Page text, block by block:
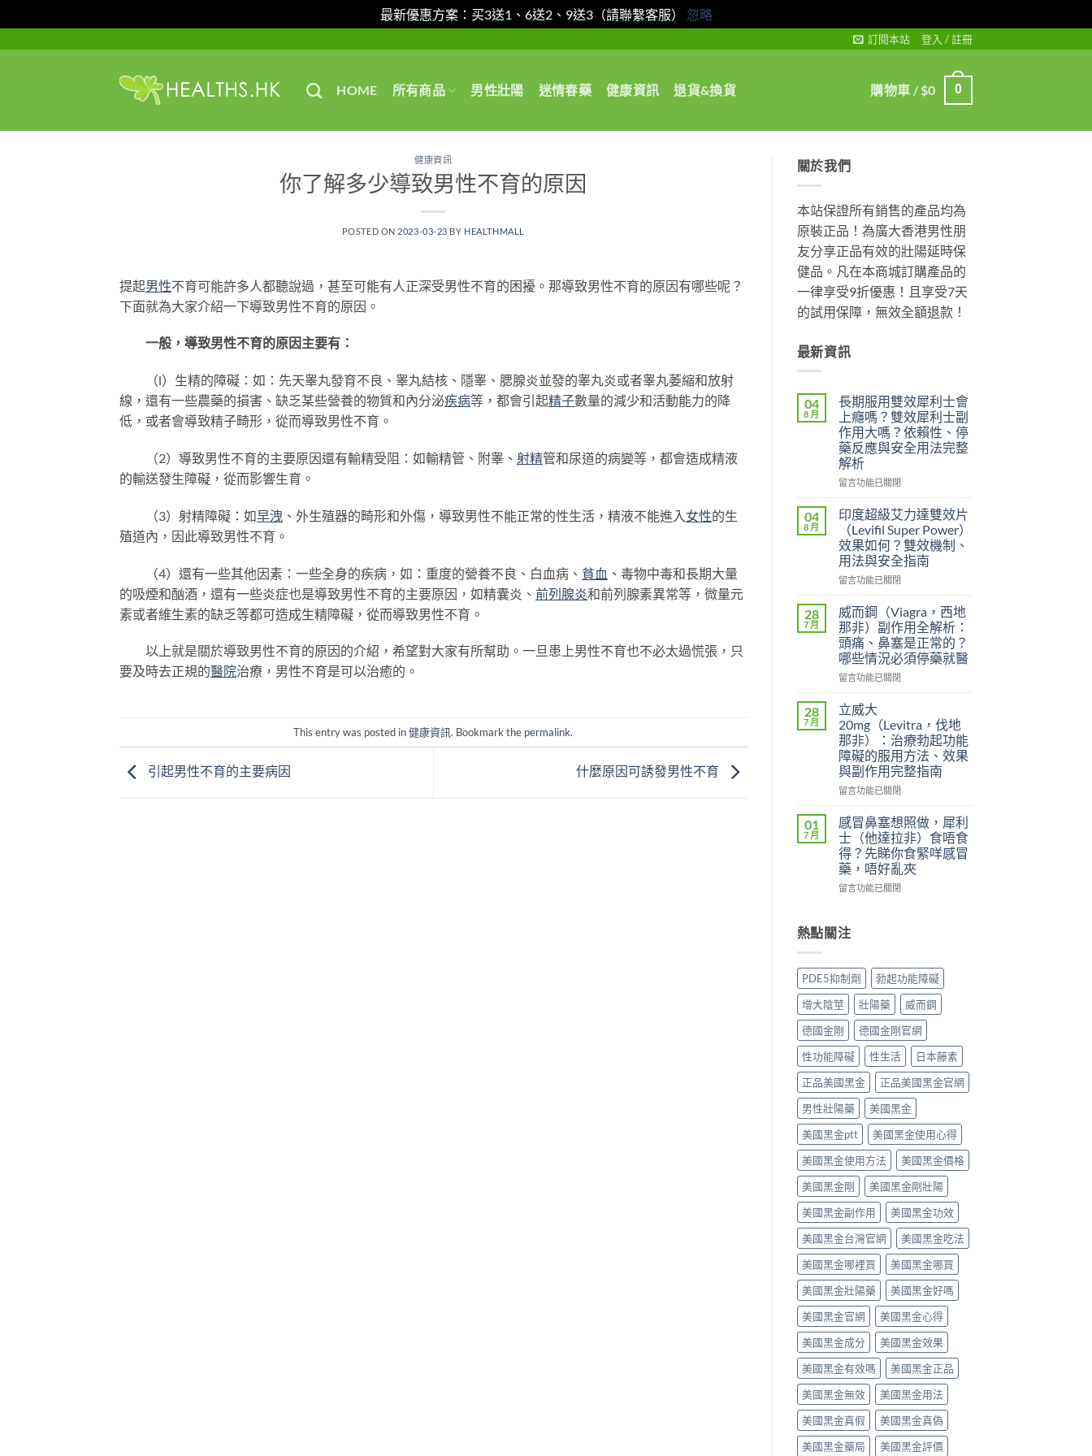
最新優惠方案：买3送1、6送2、9送3（請聯繫客服） 忽略
訂閱本站 登入 / 註冊
HOME 所有商品 男性壯陽 迷情春藥 健康資訊 退貨&換貨 購物車 /$0 0
健康資訊
你了解多少導致男性不育的原因
POSTED ON 2023-03-23 BY HEALTHMALL
提起男性不育可能許多人都聽說過，甚至可能有人正深受男性不育的困擾。那導致男性不育的原因有哪些呢？
下面就為大家介紹一下導致男性不育的原因。
一般，導致男性不育的原因主要有：
（l）生精的障礙：如：先天睾丸發育不良、睾丸結核、隱睾、腮腺炎並發的睾丸炎或者睾丸萎縮和放射
線，還有一些農藥的損害、缺乏某些營養的物質和內分泌疾病等，都會引起精子數量的減少和活動能力的降
低，或者會導致精子畸形，從而導致男性不育。
（2）導致男性不育的主要原因還有輸精受阻：如輸精管、附睾、 射精管和尿道的病變等，都會造成精液
的輸送發生障礙，從而影響生育。
（3）射精障礙：如早洩 、外生殖器的畸形和外傷，導致男性不能正常的性生活，精液不能進入 女性的生
殖道內，因此導致男性不育。
（4）還有一些其他因素：一些全身的疾病，如：重度的營養不良、白血病、 貧血 、毒物中毒和長期大量
的吸煙和酗酒，還有一些炎症也是導致男性不育的主要原因，如精囊炎、 前列腺炎和前列腺素異常等，微量元
素或者維生素的缺乏等都可造成生精障礙，從而導致男性不育。
以上就是關於導致男性不育的原因的介紹，希望對大家有所幫助。一旦患上男性不育也不必太過慌張，只
要及時去正規的醫院治療，男性不育是可以治癒的。
This entry was posted in健康資訊. Bookmark the permalink.
引起男性不育的主要病因 什麼原因可誘發男性不育
關於我們
本站保證所有銷售的產品均為
原裝正品！為廣大香港男性朋
友分享正品有效的壯陽延時保
健品。凡在本商城訂購產品的
一律享受9折優惠！且享受7天
的試用保障，無效全額退款！
最新資訊
04
8 月
長期服用雙效犀利士會
上癮嗎？雙效犀利士副
作用大嗎？依賴性、停
藥反應與安全用法完整
解析
在
期
服
用
雙
效
犀
士
會
上
癮
嗎？
雙
犀
利
士
副
作
用
大
賴
性、
停
藥
反
安
全
完
整
解
析〉
中
留言功能已關閉
04
8 月
印度超級艾力達雙效片
（Levifil Super Power）
效果如何？雙效機制、
用法與安全指南
在
度
超
級
艾
力
達
效
片
（Levifil
Super
Power）
效
果
何？
雙
效
機
制、
用
安
全
南〉
中
留言功能已關閉
28
7 月
威而鋼（Viagra，西地
那非）副作用全解析：
頭痛、鼻塞是正常的？
哪些情況必須停藥就醫
在
而
鋼
（Viagra，
西
地
那
非）
用
全
解
析：
頭
塞
是
常
的？
哪
些
情
況
必
須
停
藥
就
醫〉
中
留言功能已關閉
28
7 月
立威大
20mg（Levitra，伐地
那非）：治療勃起功能
障礙的服用方法、效果
與副作用完整指南
在
威
大
20mg（Levitra，
伐
地
那
療
勃
功
能
障
礙
的
服
用
方
法、
效
果
與
副
作
用
完
整
指
南〉
中
留言功能已關閉
01
7 月
感冒鼻塞想照做，犀利
士（他達拉非）食唔食
得？先睇你食緊咩感冒
藥，唔好亂夾
在
鼻
塞
照
做，
犀
利
士
（他
達
拉
非）
食
唔
食
得？
先
睇
你
食
緊
咩
感
冒
藥，
唔
好
亂
夾〉
中
留言功能已關閉
熱點關注
PDE5抑制劑
勃起功能障礙
增大陰莖
壯陽藥
威而鋼
德國金剛
德國金剛官網
性功能障礙
性生活
日本藤素
正品美國黑金
正品美國黑金官網
男性壯陽藥
美國黑金
美國黑金ptt
美國黑金使用心得
美國黑金使用方法
美國黑金價格
美國黑金剛
美國黑金剛壯陽
美國黑金副作用
美國黑金功效
美國黑金台灣官網
美國黑金吃法
美國黑金哪裡買
美國黑金哪買
美國黑金壯陽藥
美國黑金好嗎
美國黑金官網
美國黑金心得
美國黑金成分
美國黑金效果
美國黑金有效嗎
美國黑金正品
美國黑金無效
美國黑金用法
美國黑金真假
美國黑金真偽
美國黑金藥局
美國黑金評價